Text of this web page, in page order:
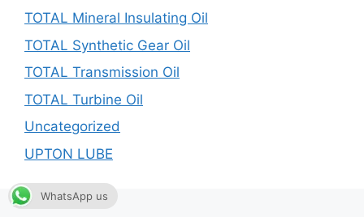
TOTAL Mineral Insulating Oil
TOTAL Synthetic Gear Oil
TOTAL Transmission Oil
TOTAL Turbine Oil
Uncategorized
UPTON LUBE
WhatsApp us